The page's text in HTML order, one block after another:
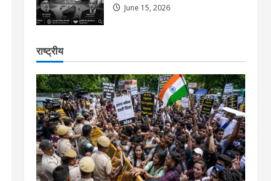
June 15, 2026
राष्ट्रीय